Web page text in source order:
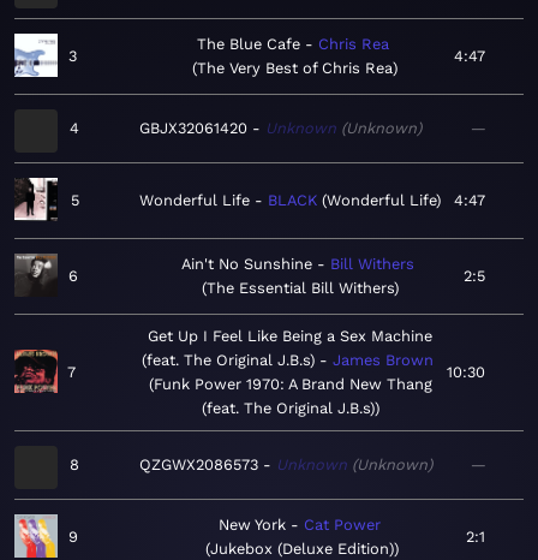
3
The Blue Cafe
Chris Rea
The Very Best of Chris Rea
4:47
4 GBJX32061420 Unknown Unknown —
5 Wonderful Life BLACK Wonderful Life 4:47
6
Ain't No Sunshine
Bill Withers
The Essential Bill Withers
2:5
7
Get Up I Feel Like Being a Sex Machine
(feat. The Original J.B.s)
James Brown
Funk Power 1970: A Brand New Thang
(feat. The Original J.B.s)
10:30
8 QZGWX2086573 Unknown Unknown —
9
New York
Cat Power
Jukebox (Deluxe Edition)
2:1